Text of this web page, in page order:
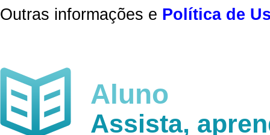
Outras informações e Política de
Aluno
Assista,